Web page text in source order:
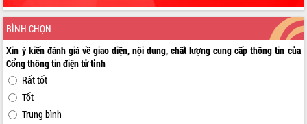
BÌNH CHỌN
Xin ý kiến đánh giá về giao diện, nội dung, chất lượng cung cấp thông tin của
Cổng thông tin điện tử tỉnh
Rất tốt
Tốt
Trung bình